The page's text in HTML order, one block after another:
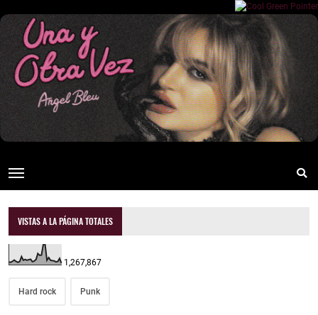
VISTAS A LA PÁGINA TOTALES
1,267,867
Hard rock Punk